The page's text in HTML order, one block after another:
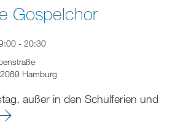
Gospelchor
- 20:30
Hamburg
außer in den Schulferien und